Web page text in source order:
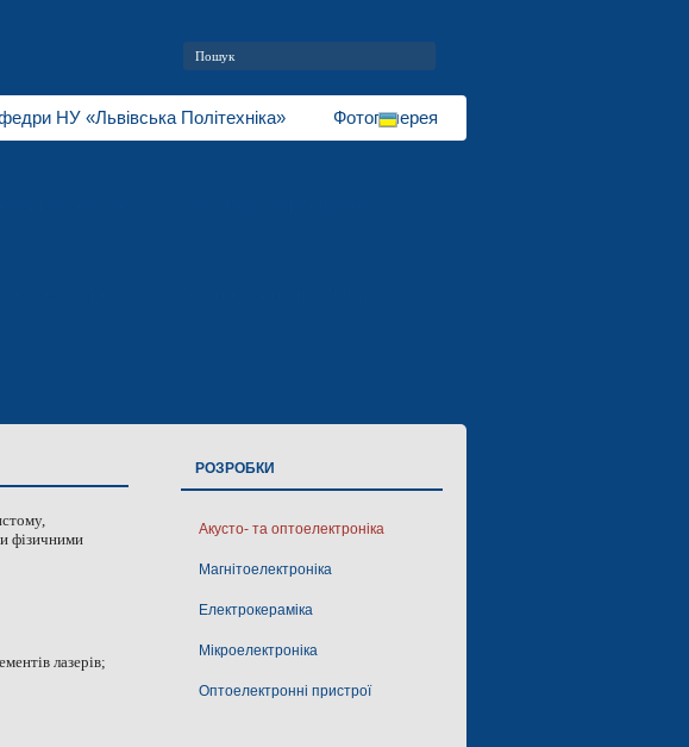
НУ «Львівська Політехніка» Фотогалерея
фізичними
лазерів;
РОЗРОБКИ
Акусто- та оптоелектроніка
Магнітоелектроніка
Електрокераміка
Мікроелектроніка
Оптоелектронні пристрої